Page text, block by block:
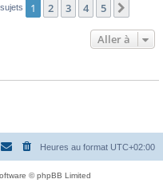
1 2 3 4 5
Aller à
Heures au format UTC+02:00
© phpBB Limited